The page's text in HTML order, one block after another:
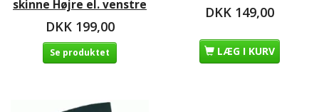
skinne Højre el. venstre
DKK 199,00
Se produktet
DKK 149,00
LÆG I KURV